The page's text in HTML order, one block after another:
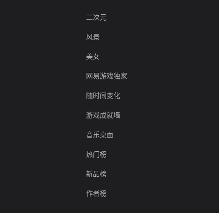
二次元
风景
美女
网易游戏独家
随时间变化
游戏成就墙
音乐桌面
热门榜
新品榜
作者榜